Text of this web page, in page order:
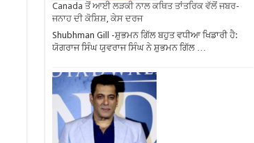
Canada ਤੋਂ ਆਈ ਲੜਕੀ ਨਾਲ ਕਥਿਤ ਤਾਂਤਰਿਕ ਵੱਲੋਂ ਜਬਰ-
ਜਨਾਹ ਦੀ ਕੋਸ਼ਿਸ਼, ਕੇਸ ਦਰਜ
Shubhman Gill -ਸ਼ੁਭਮਨ ਗਿੱਲ ਬਹੁਤ ਵਧੀਆ ਖਿਡਾਰੀ ਹੈ:
ਯੋਗਰਾਜ ਸਿੰਘ ਯੁਵਰਾਜ ਸਿੰਘ ਨੇ ਸ਼ੁਭਮਨ ਗਿੱਲ …